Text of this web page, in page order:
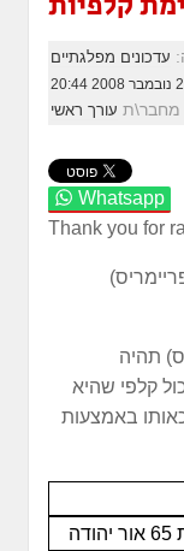
עדכונים מפלגתיים
מחבר\ת עורך ראשי
Whatsapp
Thank you for
תהיה
קלפי שהיא
באמצעות